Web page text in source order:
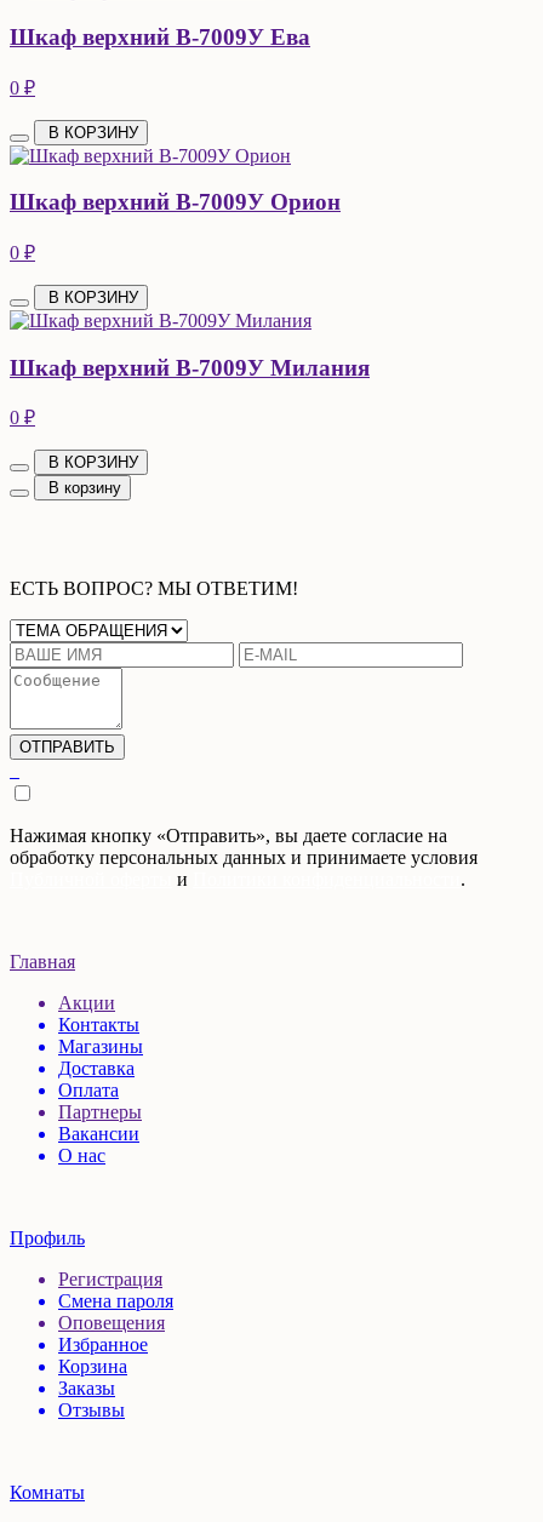
Шкаф верхний В-7009У Ева
0 ₽
В КОРЗИНУ
Шкаф верхний В-7009У Орион
0 ₽
В КОРЗИНУ
Шкаф верхний В-7009У Милания
0 ₽
В КОРЗИНУ
В корзину
ЕСТЬ ВОПРОС? МЫ ОТВЕТИМ!
Нажимая кнопку «Отправить», вы даете согласие на
обработку персональных данных и принимаете условия
и .
Главная
Акции
Контакты
Магазины
Доставка
Оплата
Партнеры
Вакансии
О нас
Профиль
Регистрация
Смена пароля
Оповещения
Избранное
Корзина
Заказы
Отзывы
Комнаты